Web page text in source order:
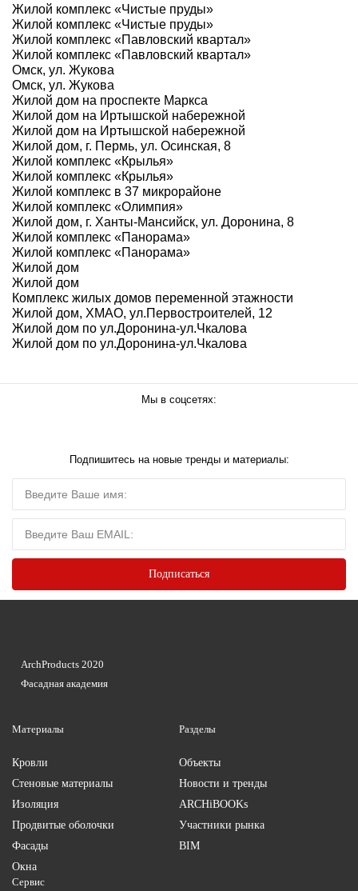
Жилой комплекс «Чистые пруды»
Жилой комплекс «Чистые пруды»
Жилой комплекс «Павловский квартал»
Жилой комплекс «Павловский квартал»
Омск, ул. Жукова
Омск, ул. Жукова
Жилой дом на проспекте Маркса
Жилой дом на Иртышской набережной
Жилой дом на Иртышской набережной
Жилой дом, г. Пермь, ул. Осинская, 8
Жилой комплекс «Крылья»
Жилой комплекс «Крылья»
Жилой комплекс в 37 микрорайоне
Жилой комплекс «Олимпия»
Жилой дом, г. Ханты-Мансийск, ул. Доронина, 8
Жилой комплекс «Панорама»
Жилой комплекс «Панорама»
Жилой дом
Жилой дом
Комплекс жилых домов переменной этажности
Жилой дом, ХМАО, ул.Первостроителей, 12
Жилой дом по ул.Доронина-ул.Чкалова
Жилой дом по ул.Доронина-ул.Чкалова
Мы в соцсетях:
Подпишитесь на новые тренды и материалы:
Материалы
Кровли
Стеновые материалы
Изоляция
Продвитые оболочки
Фасады
Окна
Разделы
Объекты
Новости и тренды
ARCHiBOOKs
Участники рынка
BIM
Сервис
ArchProducts 2020
Фасадная академия